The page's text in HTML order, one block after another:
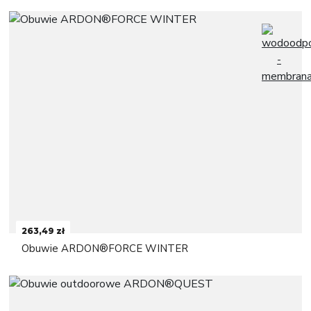
263,49 zł
Obuwie ARDON®FORCE WINTER